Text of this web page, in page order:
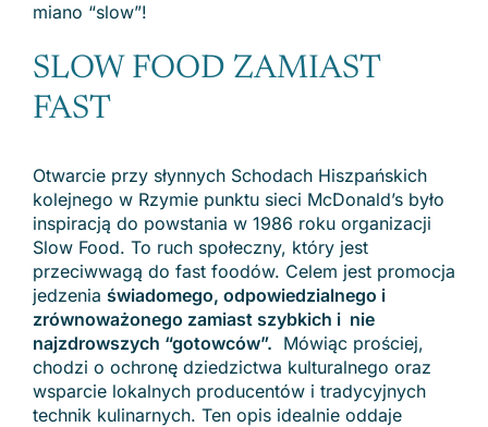
miano “slow”!
SLOW FOOD ZAMIAST
FAST
Otwarcie przy słynnych Schodach Hiszpańskich
kolejnego w Rzymie punktu sieci McDonald’s było
inspiracją do powstania w 1986 roku organizacji
Slow Food. To ruch społeczny, który jest
przeciwwagą do fast foodów. Celem jest promocja
jedzenia świadomego, odpowiedzialnego i
zrównoważonego zamiast szybkich i nie
najzdrowszych “gotowców”. Mówiąc prościej,
chodzi o ochronę dziedzictwa kulturalnego oraz
wsparcie lokalnych producentów i tradycyjnych
technik kulinarnych. Ten opis idealnie oddaje